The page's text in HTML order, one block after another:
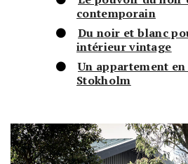
contemporain
Du noir et blanc
intérieur vintage
Un appartement
Stokholm